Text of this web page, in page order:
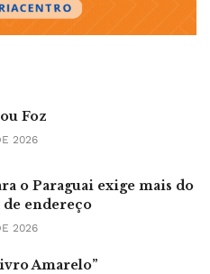
Foz
2026
o Paraguai exige mais do
de endereço
2026
Amarelo”